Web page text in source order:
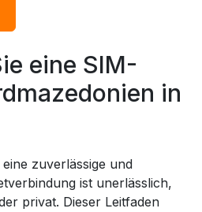
eine SIM-
in
zuverlässige und
ist unerlässlich,
privat. Dieser Leitfaden